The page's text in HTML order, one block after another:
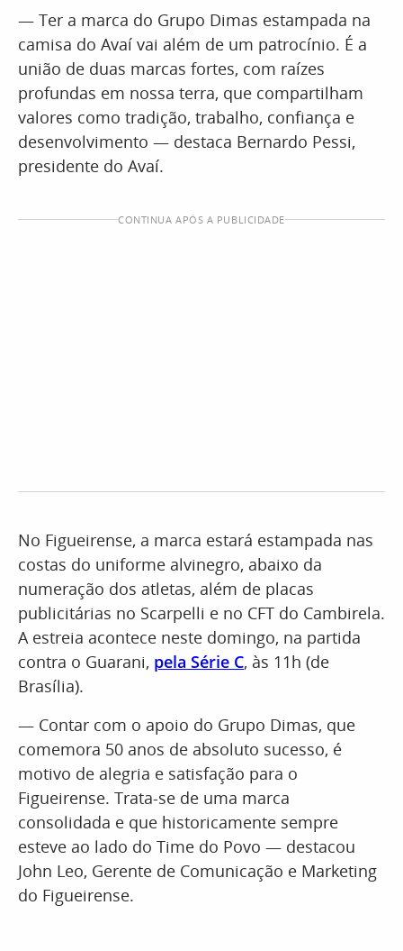
— Ter a marca do Grupo Dimas estampada na
camisa do Avaí vai além de um patrocínio. É a
união de duas marcas fortes, com raízes
profundas em nossa terra, que compartilham
valores como tradição, trabalho, confiança e
desenvolvimento — destaca Bernardo Pessi,
presidente do Avaí.
CONTINUA APÓS A PUBLICIDADE
No Figueirense, a marca estará estampada nas
costas do uniforme alvinegro, abaixo da
numeração dos atletas, além de placas
publicitárias no Scarpelli e no CFT do Cambirela.
A estreia acontece neste domingo, na partida
contra o Guarani, pela Série C, às 11h (de
Brasília).
— Contar com o apoio do Grupo Dimas, que
comemora 50 anos de absoluto sucesso, é
motivo de alegria e satisfação para o
Figueirense. Trata-se de uma marca
consolidada e que historicamente sempre
esteve ao lado do Time do Povo — destacou
John Leo, Gerente de Comunicação e Marketing
do Figueirense.